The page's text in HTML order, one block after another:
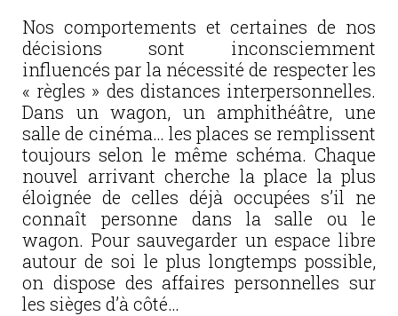
Nos comportements et certaines de nos
décisions sont inconsciemment
influencés par la nécessité de respecter les
« règles » des distances interpersonnelles.
Dans un wagon, un amphithéâtre, une
salle de cinéma… les places se remplissent
toujours selon le même schéma. Chaque
nouvel arrivant cherche la place la plus
éloignée de celles déjà occupées s’il ne
connaît personne dans la salle ou le
wagon. Pour sauvegarder un espace libre
autour de soi le plus longtemps possible,
on dispose des affaires personnelles sur
les sièges d’à côté…